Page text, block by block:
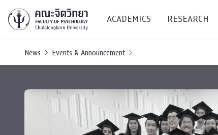
ACADEMICS
Undergraduate
Bachelor of Science
RESEARCH
News Events & Announcement